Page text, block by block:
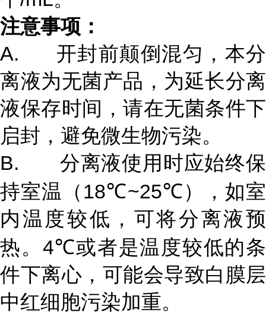
注意事项：
A. 开封前颠倒混匀，本分
离液为无菌产品，为延长分离
液保存时间，请在无菌条件下
启封，避免微生物污染。
B. 分离液使用时应始终保
持室温（18℃~25℃），如室
内温度较低，可将分离液预
热。4℃或者是温度较低的条
件下离心，可能会导致白膜层
中红细胞污染加重。